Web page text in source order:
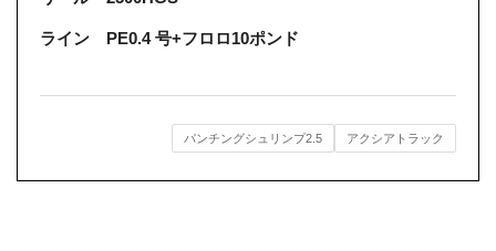
ライン PE0.4 号+フロロ10ポンド
パンチングシュリンプ2.5 アクシアトラック